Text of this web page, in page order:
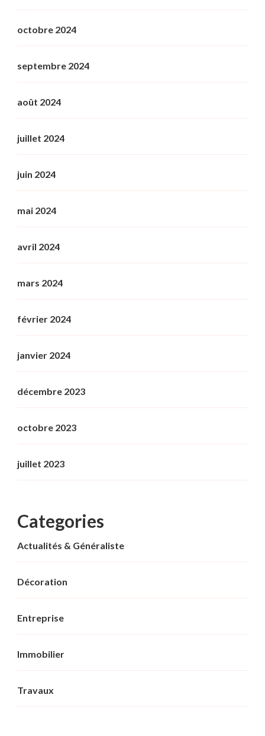
octobre 2024
septembre 2024
août 2024
juillet 2024
juin 2024
mai 2024
avril 2024
mars 2024
février 2024
janvier 2024
décembre 2023
octobre 2023
juillet 2023
Categories
Actualités & Généraliste
Décoration
Entreprise
Immobilier
Travaux